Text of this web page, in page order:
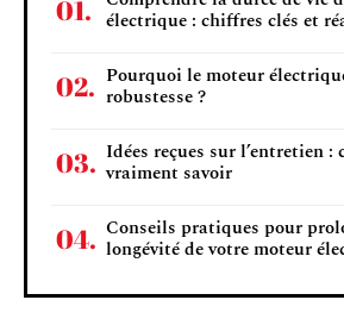
électrique : chiffres clés et
Pourquoi le moteur
robustesse ?
Idées reçues sur l’entretien :
vraiment savoir
Conseils pratiques pour
longévité de votre moteur